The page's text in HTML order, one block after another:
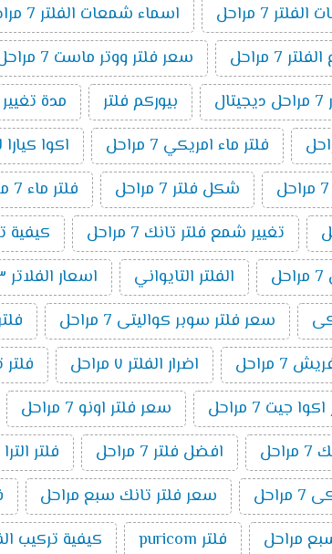
7 مراحل
اسماء شمعات الفلتر 7 مراحل
7 مراحل
سعر فلتر ووتر ماست 7 مراحل
بيوركم فلتر مدة تغيير
فلتر ماء امريكي 7 مراحل اكوا كيارا
شكل فلتر 7 مراحل فلتر ماء 7 مراحل
تغيير شمع فلتر تانك 7 مراحل كيفية
الفلتر التايواني اسعار الفلاتر ٣ مراحل
سعر فلتر سوبر كواليتى 7 مراحل فلتر
مراحل
اضرار الفلتر ٧ مراحل فلتر
جيت 7 مراحل
سعر فلتر اونو 7 مراحل
افضل فلتر 7 مراحل فلتر الترا 7 مراحل
سعر فلتر تانك سبع مراحل
مراحل
فلتر puricom كيفية تركيب الفلتر 7